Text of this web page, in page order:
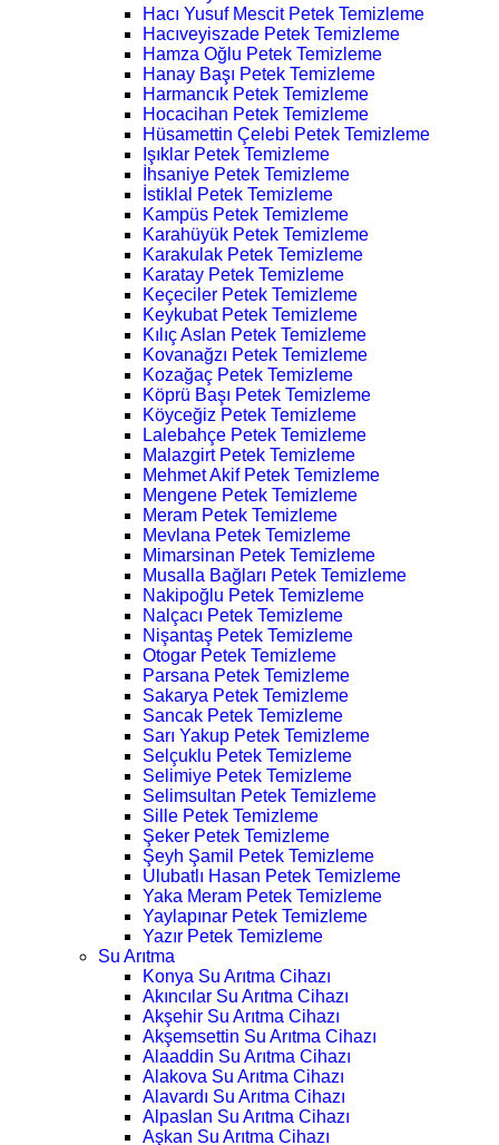
Hacı Yusuf Mescit Petek Temizleme
Hacıveyiszade Petek Temizleme
Hamza Oğlu Petek Temizleme
Hanay Başı Petek Temizleme
Harmancık Petek Temizleme
Hocacihan Petek Temizleme
Hüsamettin Çelebi Petek Temizleme
Işıklar Petek Temizleme
İhsaniye Petek Temizleme
İstiklal Petek Temizleme
Kampüs Petek Temizleme
Karahüyük Petek Temizleme
Karakulak Petek Temizleme
Karatay Petek Temizleme
Keçeciler Petek Temizleme
Keykubat Petek Temizleme
Kılıç Aslan Petek Temizleme
Kovanağzı Petek Temizleme
Kozağaç Petek Temizleme
Köprü Başı Petek Temizleme
Köyceğiz Petek Temizleme
Lalebahçe Petek Temizleme
Malazgirt Petek Temizleme
Mehmet Akif Petek Temizleme
Mengene Petek Temizleme
Meram Petek Temizleme
Mevlana Petek Temizleme
Mimarsinan Petek Temizleme
Musalla Bağları Petek Temizleme
Nakipoğlu Petek Temizleme
Nalçacı Petek Temizleme
Nişantaş Petek Temizleme
Otogar Petek Temizleme
Parsana Petek Temizleme
Sakarya Petek Temizleme
Sancak Petek Temizleme
Sarı Yakup Petek Temizleme
Selçuklu Petek Temizleme
Selimiye Petek Temizleme
Selimsultan Petek Temizleme
Sille Petek Temizleme
Şeker Petek Temizleme
Şeyh Şamil Petek Temizleme
Ulubatlı Hasan Petek Temizleme
Yaka Meram Petek Temizleme
Yaylapınar Petek Temizleme
Yazır Petek Temizleme
Su Arıtma
Konya Su Arıtma Cihazı
Akıncılar Su Arıtma Cihazı
Akşehir Su Arıtma Cihazı
Akşemsettin Su Arıtma Cihazı
Alaaddin Su Arıtma Cihazı
Alakova Su Arıtma Cihazı
Alavardı Su Arıtma Cihazı
Alpaslan Su Arıtma Cihazı
Aşkan Su Arıtma Cihazı